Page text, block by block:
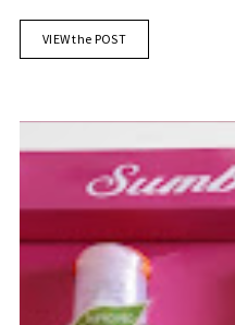
VIEW the POST